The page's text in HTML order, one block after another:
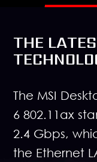
THE
The MSI
6 802.11ax
2.4 Gbps,
the Ethernet